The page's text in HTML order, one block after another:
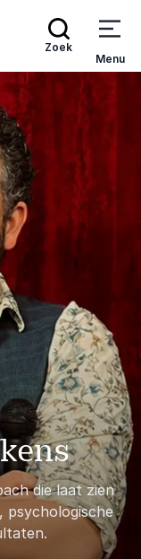
Zoek
Menu
die laat zien